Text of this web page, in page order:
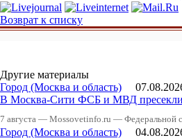
Возврат к списку
Другие материалы
Город (Москва и область)
В Москва-Сити ФСБ и МВД пресекли
7 августа — Mossovetinfo.ru — Федеральной
Город (Москва и область)